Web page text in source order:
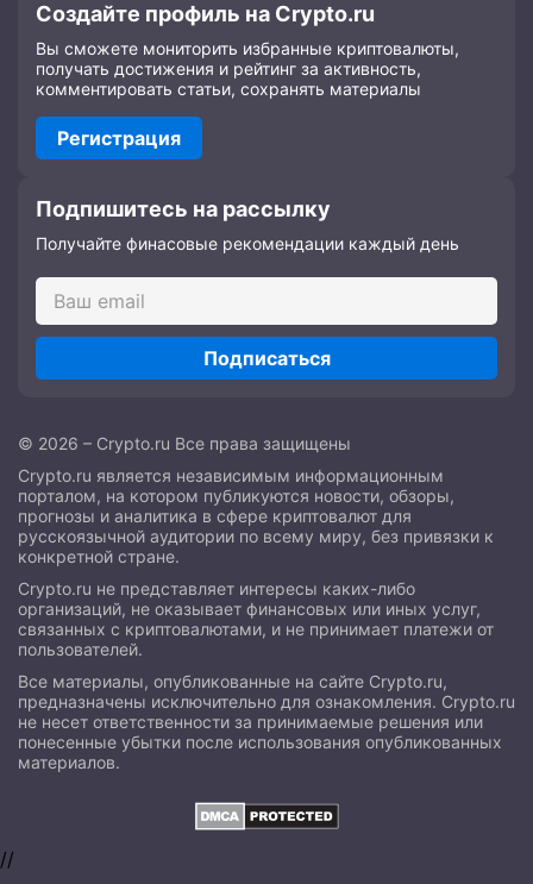
Создайте профиль на Crypto.ru
Вы сможете мониторить избранные криптовалюты,
получать достижения и рейтинг за активность,
комментировать статьи, сохранять материалы
Регистрация
Подпишитесь на рассылку
Получайте финасовые рекомендации каждый день
Подписаться
© 2026 – Crypto.ru Все права защищены
Crypto.ru является независимым информационным
порталом, на котором публикуются новости, обзоры,
прогнозы и аналитика в сфере криптовалют для
русскоязычной аудитории по всему миру, без привязки к
конкретной стране.
Crypto.ru не представляет интересы каких-либо
организаций, не оказывает финансовых или иных услуг,
связанных с криптовалютами, и не принимает платежи от
пользователей.
Все материалы, опубликованные на сайте Crypto.ru,
предназначены исключительно для ознакомления. Crypto.ru
не несет ответственности за принимаемые решения или
понесенные убытки после использования опубликованных
материалов.
//